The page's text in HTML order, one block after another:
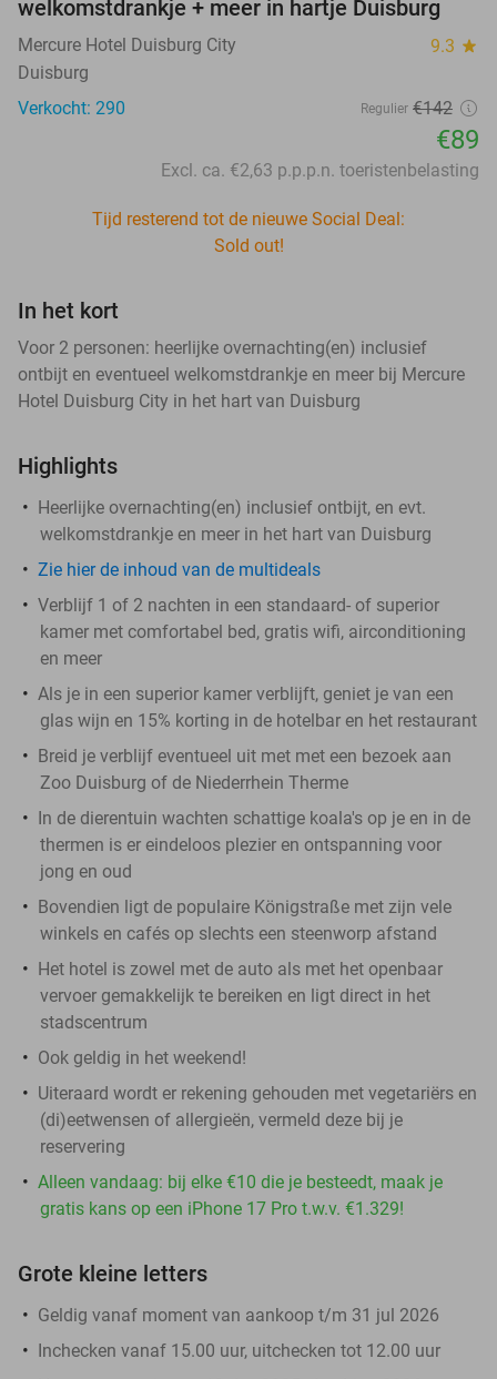
welkomstdrankje + meer in hartje Duisburg
Mercure Hotel Duisburg City 9.3 star
Duisburg
Verkocht: 290
Regulier €142
€89
Excl. ca. €2,63 p.p.p.n. toeristenbelasting
Tijd resterend tot de nieuwe Social Deal:
Sold out!
In het kort
Voor 2 personen: heerlijke overnachting(en) inclusief
ontbijt en eventueel welkomstdrankje en meer bij Mercure
Hotel Duisburg City in het hart van Duisburg
Highlights
Heerlijke overnachting(en) inclusief ontbijt, en evt.
welkomstdrankje en meer in het hart van Duisburg
Zie hier de inhoud van de multideals
Verblijf 1 of 2 nachten in een standaard- of superior
kamer met comfortabel bed, gratis wifi, airconditioning
en meer
Als je in een superior kamer verblijft, geniet je van een
glas wijn en 15% korting in de hotelbar en het restaurant
Breid je verblijf eventueel uit met met een bezoek aan
Zoo Duisburg of de Niederrhein Therme
In de dierentuin wachten schattige koala's op je en in de
thermen is er eindeloos plezier en ontspanning voor
jong en oud
Bovendien ligt de populaire Königstraße met zijn vele
winkels en cafés op slechts een steenworp afstand
Het hotel is zowel met de auto als met het openbaar
vervoer gemakkelijk te bereiken en ligt direct in het
stadscentrum
Ook geldig in het weekend!
Uiteraard wordt er rekening gehouden met vegetariërs en
(di)eetwensen of allergieën, vermeld deze bij je
reservering​
Alleen vandaag: bij elke €10 die je besteedt, maak je
gratis kans op een iPhone 17 Pro t.w.v. €1.329!
Grote kleine letters
Geldig vanaf moment van aankoop t/m 31 jul 2026
Inchecken vanaf 15.00 uur, uitchecken tot 12.00 uur